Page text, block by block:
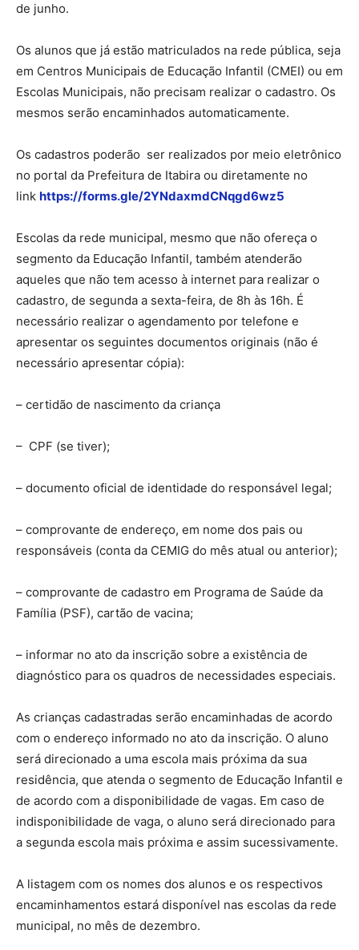
de junho.
Os alunos que já estão matriculados na rede pública, seja
em Centros Municipais de Educação Infantil (CMEI) ou em
Escolas Municipais, não precisam realizar o cadastro. Os
mesmos serão encaminhados automaticamente.
Os cadastros poderão ser realizados por meio eletrônico
no portal da Prefeitura de Itabira ou diretamente no
link https://forms.gle/2YNdaxmdCNqgd6wz5
Escolas da rede municipal, mesmo que não ofereça o
segmento da Educação Infantil, também atenderão
aqueles que não tem acesso à internet para realizar o
cadastro, de segunda a sexta-feira, de 8h às 16h. É
necessário realizar o agendamento por telefone e
apresentar os seguintes documentos originais (não é
necessário apresentar cópia):
– certidão de nascimento da criança
– CPF (se tiver);
– documento oficial de identidade do responsável legal;
– comprovante de endereço, em nome dos pais ou
responsáveis (conta da CEMIG do mês atual ou anterior);
– comprovante de cadastro em Programa de Saúde da
Família (PSF), cartão de vacina;
– informar no ato da inscrição sobre a existência de
diagnóstico para os quadros de necessidades especiais.
As crianças cadastradas serão encaminhadas de acordo
com o endereço informado no ato da inscrição. O aluno
será direcionado a uma escola mais próxima da sua
residência, que atenda o segmento de Educação Infantil e
de acordo com a disponibilidade de vagas. Em caso de
indisponibilidade de vaga, o aluno será direcionado para
a segunda escola mais próxima e assim sucessivamente.
A listagem com os nomes dos alunos e os respectivos
encaminhamentos estará disponível nas escolas da rede
municipal, no mês de dezembro.